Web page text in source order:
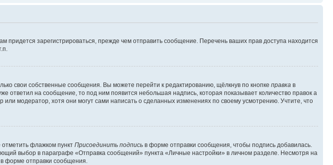
зарегистрироваться, прежде чем отправить сообщение. Перечень ваших прав доступа находится
свои собственные сообщения. Вы можете перейти к редактированию, щёлкнув по кнопке правка в
ответил на сообщение, то под ним появится небольшая надпись, которая показывает количество правок а
модератор, хотя они могут сами написать о сделанных изменениях по своему усмотрению. Учтите, что
флажком пункт Присоединить подпись в форме отправки сообщения, чтобы подпись добавилась.
выбор в параграфе «Отправка сообщений» пункта «Личные настройки» в личном разделе. Несмотря на
в форме отправки сообщения.